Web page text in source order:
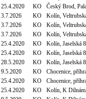
25.4.2020 KO
Český Brod,
3.7.2026 KO
Kolín,
3.7.2026 KO
Kolín,
3.7.2026 KO
Kolín,
25.4.2020 KO
Kolín, Jaselská
25.4.2020 KO
Kolín, Jaselská
28.5.2020 KO
Kolín, Jaselská
9.5.2020 KO
Chocenice,
25.4.2020 KO
Chocenice,
25.4.2020 KO
Kolín, K